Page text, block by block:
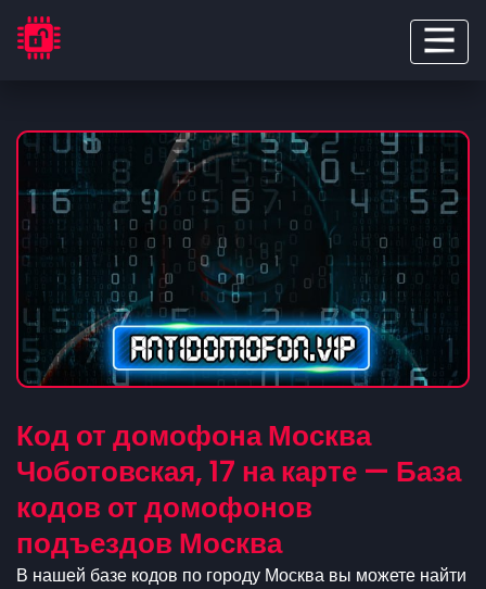
Код от домофона Москва
Чоботовская, 17 на карте — База
кодов от домофонов
подъездов Москва
В нашей базе кодов по городу Москва вы можете найти